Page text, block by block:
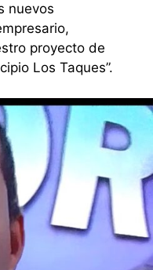
nuevos
proyecto de
Los Taques”.